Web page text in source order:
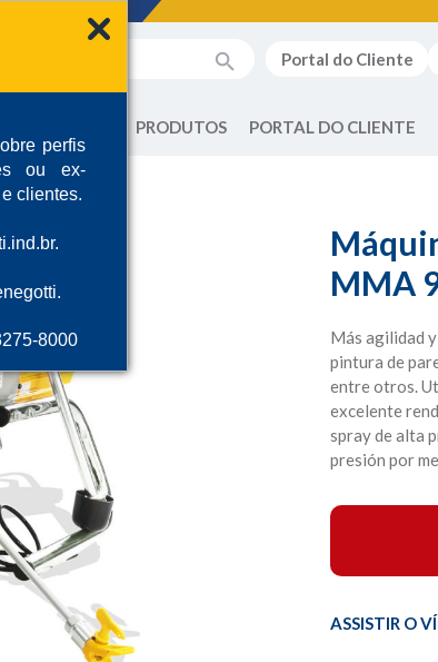
perfis
ou ex-
clientes.
8000
Portal do Cliente
PRODUTOS PORTAL DO CLIENTE
MMA
Más agilidad
pintura de
entre otros.
excelente
spray de alta
presión por
ASSISTIR O